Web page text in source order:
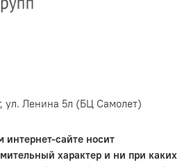
ул. Ленина 5л (БЦ Самолет)
сайте носит
характер и ни при каких